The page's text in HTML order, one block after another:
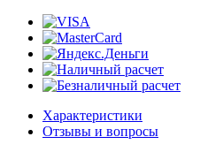
Характеристики
Отзывы и вопросы